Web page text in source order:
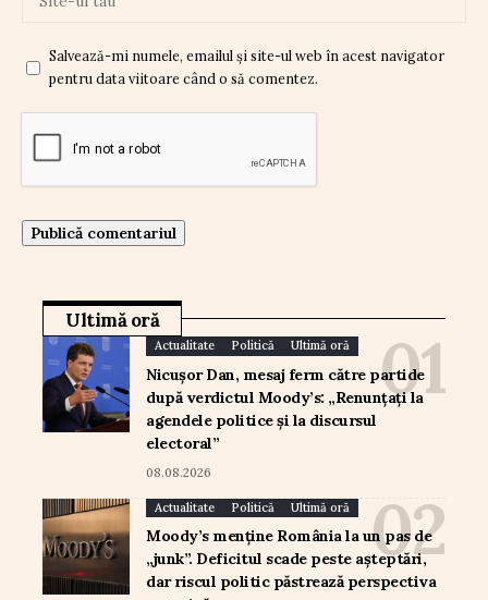
Salvează-mi numele, emailul și site-ul web în acest navigator
pentru data viitoare când o să comentez.
Ultimă oră
Actualitate Politică Ultimă oră
Nicușor Dan, mesaj ferm către partide
după verdictul Moody’s: „Renunțați la
agendele politice și la discursul
electoral”
08.08.2026
Actualitate Politică Ultimă oră
Moody’s menține România la un pas de
„junk”. Deficitul scade peste așteptări,
dar riscul politic păstrează perspectiva